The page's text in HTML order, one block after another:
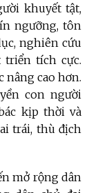
khuyết tật,
ngưỡng, tôn
nghiên cứu
triển tích cực.
nâng cao hơn.
con người
kịp thời và
trái, thù địch
mở rộng dân